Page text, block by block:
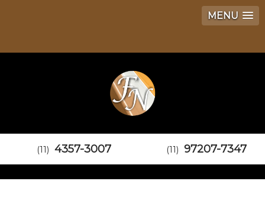
MENU
(11) 4357-3007 (11) 97207-7347